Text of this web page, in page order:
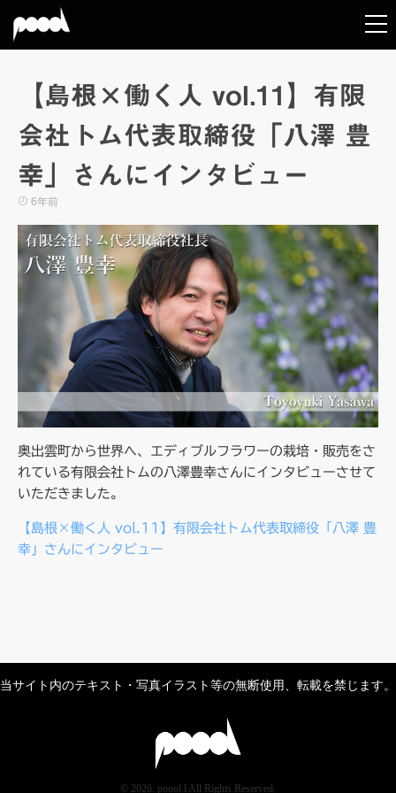
【島根×働く人 vol.11】有限
会社トム代表取締役「八澤 豊
幸」さんにインタビュー
6年前
奥出雲町から世界へ、エディブルフラワーの栽培・販売をさ
れている有限会社トムの八澤豊幸さんにインタビューさせて
いただきました。
【島根×働く人 vol.11】有限会社トム代表取締役「八澤 豊
幸」さんにインタビュー
当サイト内のテキスト・写真イラスト等の無断使用、転載を禁じます。
© 2026. poool l All Rights Reserved.